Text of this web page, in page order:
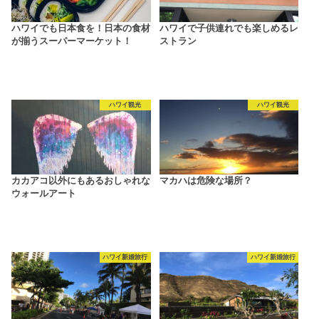
ハワイでも日本食を！日本の食材
が揃うスーパーマーケット！
ハワイで子供連れでも楽しめるレ
ストラン
ハワイ観光
カカアコ以外にもあるおしゃれな
ウォールアート
ハワイ観光
マカハは危険な場所？
ハワイ新婚旅行 ハワイ新婚旅行